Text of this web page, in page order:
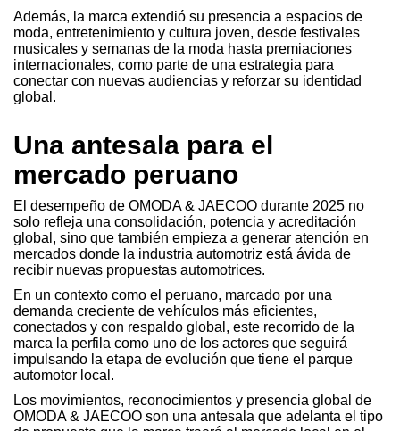
Además, la marca extendió su presencia a espacios de
moda, entretenimiento y cultura joven, desde festivales
musicales y semanas de la moda hasta premiaciones
internacionales, como parte de una estrategia para
conectar con nuevas audiencias y reforzar su identidad
global.
Una antesala para el
mercado peruano
El desempeño de OMODA & JAECOO durante 2025 no
solo refleja una consolidación, potencia y acreditación
global, sino que también empieza a generar atención en
mercados donde la industria automotriz está ávida de
recibir nuevas propuestas automotrices.
En un contexto como el peruano, marcado por una
demanda creciente de vehículos más eficientes,
conectados y con respaldo global, este recorrido de la
marca la perfila como uno de los actores que seguirá
impulsando la etapa de evolución que tiene el parque
automotor local.
Los movimientos, reconocimientos y presencia global de
OMODA & JAECOO son una antesala que adelanta el tipo